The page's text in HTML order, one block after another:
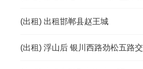
(出租) 出租邯郸县赵王城
(出租) 浮山后 银川西路劲松五路